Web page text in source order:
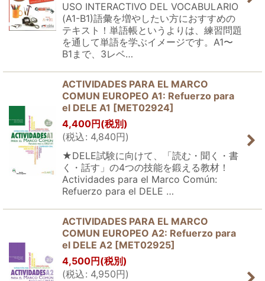
USO INTERACTIVO DEL VOCABULARIO
(A1-B1)語彙を増やしたい方におすすめの
テキスト！単語帳というよりは、練習問題
を通して単語を学ぶイメージです。A1〜
B1まで、3レベ…
ACTIVIDADES PARA EL MARCO
COMUN EUROPEO A1: Refuerzo para
el DELE A1 [MET02924]
4,400円 (税別)
(税込: 4,840円)
★DELE試験に向けて、「読む・聞く・書
く・話す」の4つの技能を鍛える教材！
Actividades para el Marco Común:
Refuerzo para el DELE …
ACTIVIDADES PARA EL MARCO
COMUN EUROPEO A2: Refuerzo para
el DELE A2 [MET02925]
4,500円 (税別)
(税込: 4,950円)